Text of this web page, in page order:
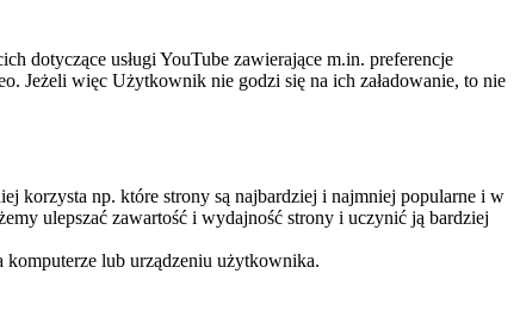
dotyczące usługi YouTube zawierające m.in. preferencje
Jeżeli więc Użytkownik nie godzi się na ich załadowanie, to nie
korzysta np. które strony są najbardziej i najmniej popularne i w
ulepszać zawartość i wydajność strony i uczynić ją bardziej
komputerze lub urządzeniu użytkownika.